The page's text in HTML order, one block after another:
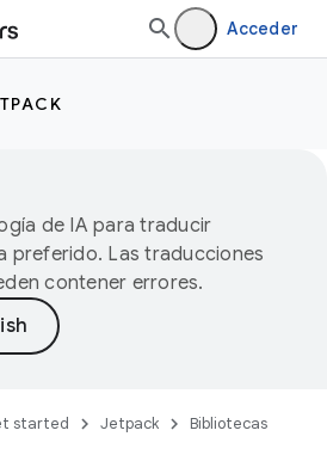
Acceder
de IA para traducir
preferido. Las traducciones
contener errores.
started Jetpack Bibliotecas